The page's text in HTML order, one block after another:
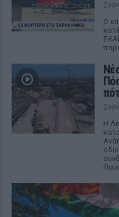
Ο
Η